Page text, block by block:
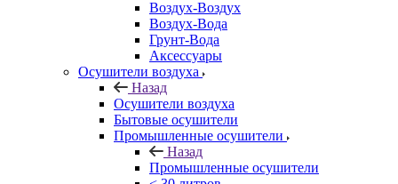
Воздух-Воздух
Воздух-Вода
Грунт-Вода
Аксессуары
Осушители воздуха
Назад
Осушители воздуха
Бытовые осушители
Промышленные осушители
Назад
Промышленные осушители